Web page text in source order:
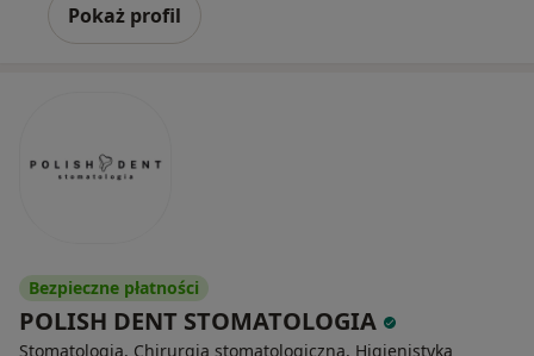
Pokaż profil
Bezpieczne płatności
POLISH DENT STOMATOLOGIA
Stomatologia, Chirurgia stomatologiczna, Higienistyka